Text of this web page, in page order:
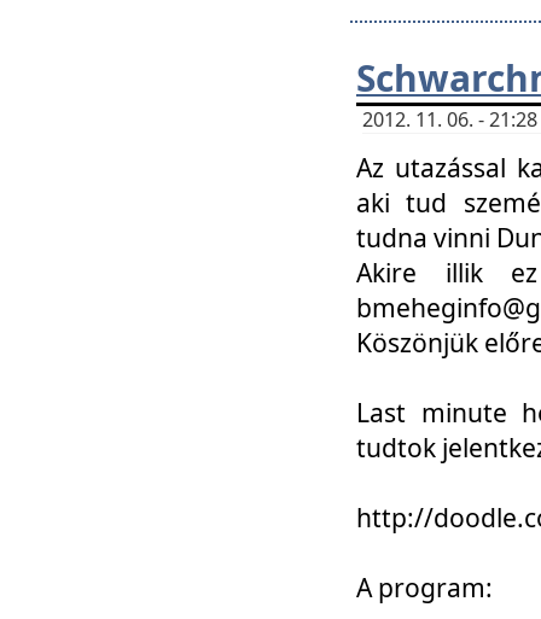
2012. 11. 06. -
Az utazással
aki tud
tudna vinni
Akire illik
Köszönjük
Last minute
tudtok
http://
A program: